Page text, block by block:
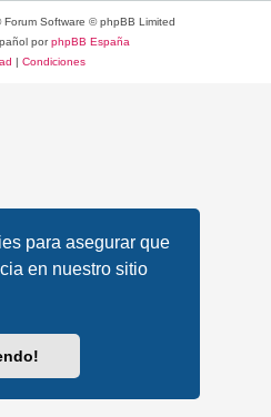
para asegurar que
en nuestro sitio
Forum Software © phpBB Limited
porphpBB España
| Condiciones